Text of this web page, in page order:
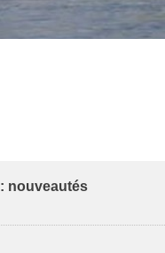
nouveautés